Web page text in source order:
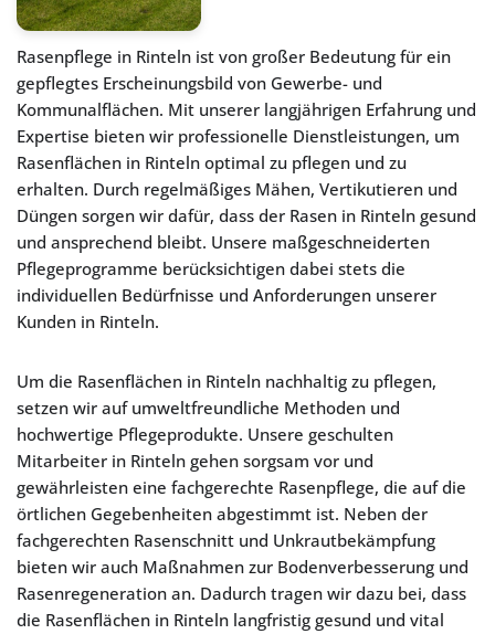
Rasenpflege in Rinteln ist von großer Bedeutung für ein
gepflegtes Erscheinungsbild von Gewerbe- und
Kommunalflächen. Mit unserer langjährigen Erfahrung und
Expertise bieten wir professionelle Dienstleistungen, um
Rasenflächen in Rinteln optimal zu pflegen und zu
erhalten. Durch regelmäßiges Mähen, Vertikutieren und
Düngen sorgen wir dafür, dass der Rasen in Rinteln gesund
und ansprechend bleibt. Unsere maßgeschneiderten
Pflegeprogramme berücksichtigen dabei stets die
individuellen Bedürfnisse und Anforderungen unserer
Kunden in Rinteln.
Um die Rasenflächen in Rinteln nachhaltig zu pflegen,
setzen wir auf umweltfreundliche Methoden und
hochwertige Pflegeprodukte. Unsere geschulten
Mitarbeiter in Rinteln gehen sorgsam vor und
gewährleisten eine fachgerechte Rasenpflege, die auf die
örtlichen Gegebenheiten abgestimmt ist. Neben der
fachgerechten Rasenschnitt und Unkrautbekämpfung
bieten wir auch Maßnahmen zur Bodenverbesserung und
Rasenregeneration an. Dadurch tragen wir dazu bei, dass
die Rasenflächen in Rinteln langfristig gesund und vital